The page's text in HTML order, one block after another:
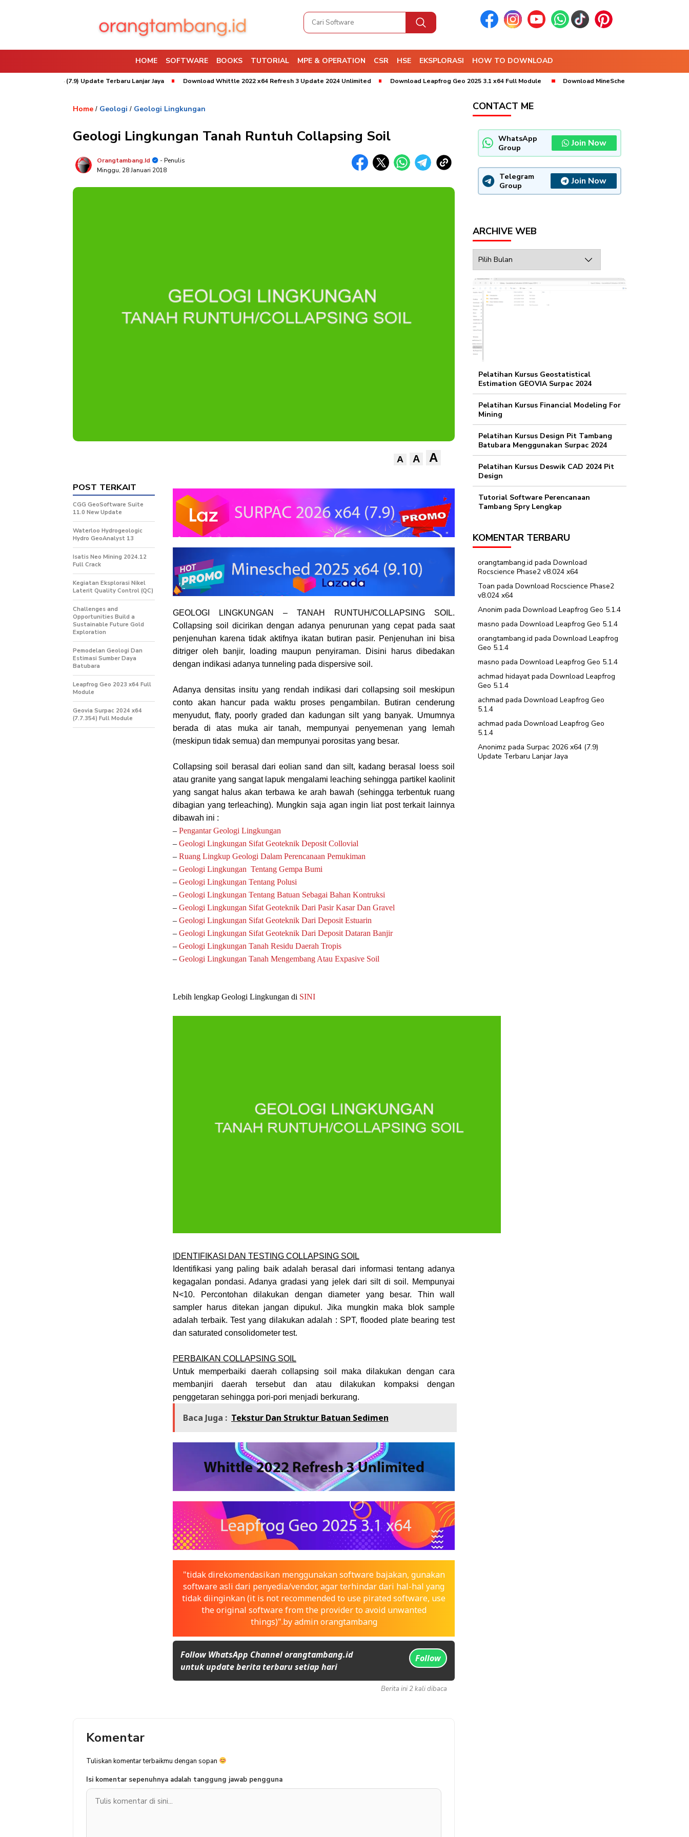
HOME SOFTWARE BOOKS TUTORIAL MPE & OPERATION CSR HSE EKSPLORASI HOW TO DOWNLOAD
2026 x64 (7.9) Update Terbaru Lanjar Jaya Download Whittle 2022 x64 Refresh 3 Update 2024 Unlimited Download Leapfrog Geo 2025 3.1 x64 Full Module Download MineSched 2025 x64 (9.10) Bebas
Home / Geologi / Geologi Lingkungan
Geologi Lingkungan Tanah Runtuh Collapsing Soil
Orangtambang.id
- Penulis
Minggu, 28 Januari 2018
A A A
GEOLOGI LINGKUNGAN – TANAH RUNTUH/COLLAPSING SOIL.
Collapsing soil dicirikan dengan adanya penurunan yang cepat pada saat
penjenuhan karena tidak aktifnya ikatan butiran pasir. Penjenuhan ini bisa
ditriger oleh banjir, loading maupun penyiraman. Disini harus dibedakan
dengan indikasi adanya tunneling pada dispersive soil.
Adanya densitas insitu yang rendah indikasi dari collapsing soil meskipun
conto akan hancur pada waktu proses pengambilan. Butiran cenderung
menyudut, flaty, poorly graded dan kadungan silt yang banyak. Umumnya
berada di atas muka air tanah, mempunyai penyemenan yang lemah
(meskipun tidak semua) dan mempunyai porositas yang besar.
Collapsing soil berasal dari eolian sand dan silt, kadang berasal loess soil
atau granite yang sangat lapuk mengalami leaching sehingga partikel kaolinit
yang sangat halus akan terbawa ke arah bawah (sehingga terbentuk ruang
dibagian yang terleaching). Mungkin saja agan ingin liat post terkait lainnya
dibawah ini :
– Pengantar Geologi Lingkungan
– Geologi Lingkungan Sifat Geoteknik Deposit Collovial
– Ruang Lingkup Geologi Dalam Perencanaan Pemukiman
– Geologi Lingkungan Tentang Gempa Bumi
– Geologi Lingkungan Tentang Polusi
– Geologi Lingkungan Tentang Batuan Sebagai Bahan Kontruksi
– Geologi Lingkungan Sifat Geoteknik Dari Pasir Kasar Dan Gravel
– Geologi Lingkungan Sifat Geoteknik Dari Deposit Estuarin
– Geologi Lingkungan Sifat Geoteknik Dari Deposit Dataran Banjir
– Geologi Lingkungan Tanah Residu Daerah Tropis
– Geologi Lingkungan Tanah Mengembang Atau Expasive Soil
Lebih lengkap Geologi Lingkungan di SINI
IDENTIFIKASI DAN TESTING COLLAPSING SOIL
Identifikasi yang paling baik adalah berasal dari informasi tentang adanya
kegagalan pondasi. Adanya gradasi yang jelek dari silt di soil. Mempunyai
N<10. Percontohan dilakukan dengan diameter yang besar. Thin wall
sampler harus ditekan jangan dipukul. Jika mungkin maka blok sample
adalah terbaik. Test yang dilakukan adalah : SPT, flooded plate bearing test
dan saturated consolidometer test.
PERBAIKAN COLLAPSING SOIL
Untuk memperbaiki daerah collapsing soil maka dilakukan dengan cara
membanjiri daerah tersebut dan atau dilakukan kompaksi dengan
penggetaran sehingga pori-pori menjadi berkurang.
Baca Juga : Tekstur Dan Struktur Batuan Sedimen
"tidak direkomendasikan menggunakan software bajakan, gunakan
software asli dari penyedia/vendor, agar terhindar dari hal-hal yang
tidak diinginkan (it is not recommended to use pirated software, use
the original software from the provider to avoid unwanted
things)".by admin orangtambang
Follow WhatsApp Channel orangtambang.id
untuk update berita terbaru setiap hari
Follow
POST TERKAIT
CGG GeoSoftware Suite
11.0 New Update
Waterloo Hydrogeologic
Hydro GeoAnalyst 13
Isatis Neo Mining 2024.12
Full Crack
Kegiatan Eksplorasi Nikel
Laterit Quality Control (QC)
Challenges and
Opportunities Build a
Sustainable Future Gold
Exploration
Pemodelan Geologi Dan
Estimasi Sumber Daya
Batubara
Leapfrog Geo 2023 x64 Full
Module
Geovia Surpac 2024 x64
(7.7.354) Full Module
Berita ini 2 kali dibaca
Komentar
Tuliskan komentar terbaikmu dengan sopan
Isi komentar sepenuhnya adalah tanggung jawab pengguna
CONTACT ME
WhatsApp
Group
Join Now
Telegram
Group
Join Now
ARCHIVE WEB
Web
Pelatihan Kursus Geostatistical
Estimation GEOVIA Surpac 2024
Pelatihan Kursus Financial Modeling For
Mining
Pelatihan Kursus Design Pit Tambang
Batubara Menggunakan Surpac 2024
Pelatihan Kursus Deswik CAD 2024 Pit
Design
Tutorial Software Perencanaan
Tambang Spry Lengkap
KOMENTAR TERBARU
orangtambang.id pada Download
Rocscience Phase2 v8.024 x64
Toan pada Download Rocscience Phase2
v8.024 x64
Anonim pada Download Leapfrog Geo 5.1.4
masno pada Download Leapfrog Geo 5.1.4
orangtambang.id pada Download Leapfrog
Geo 5.1.4
masno pada Download Leapfrog Geo 5.1.4
achmad hidayatpada Download Leapfrog
Geo 5.1.4
achmad pada Download Leapfrog Geo
5.1.4
achmad pada Download Leapfrog Geo
5.1.4
Anonimz pada Surpac 2026 x64 (7.9)
Update Terbaru Lanjar Jaya